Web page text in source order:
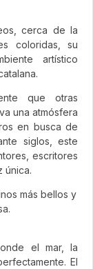
cerca de la
coloridas, su
artístico
que otras
una atmósfera
en busca de
siglos, este
escritores
única.
más bellos y
el mar, la
El